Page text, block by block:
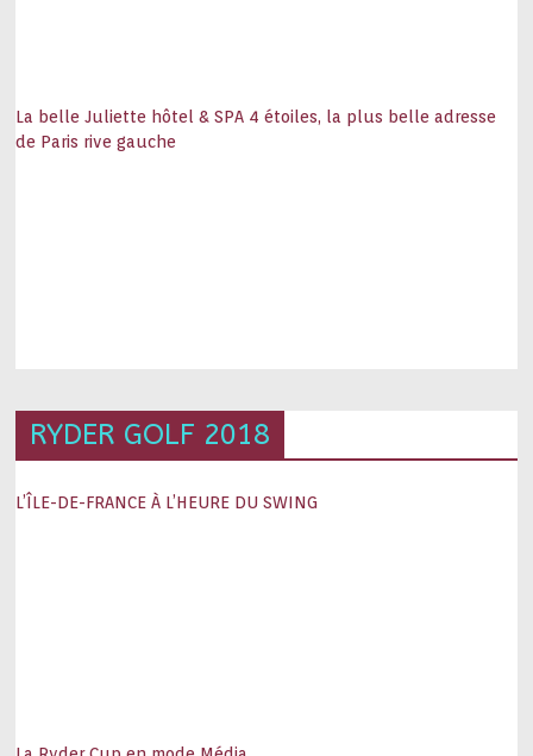
La belle Juliette hôtel & SPA 4 étoiles, la plus belle adresse
de Paris rive gauche
RYDER GOLF 2018
L’ÎLE-DE-FRANCE À L’HEURE DU SWING